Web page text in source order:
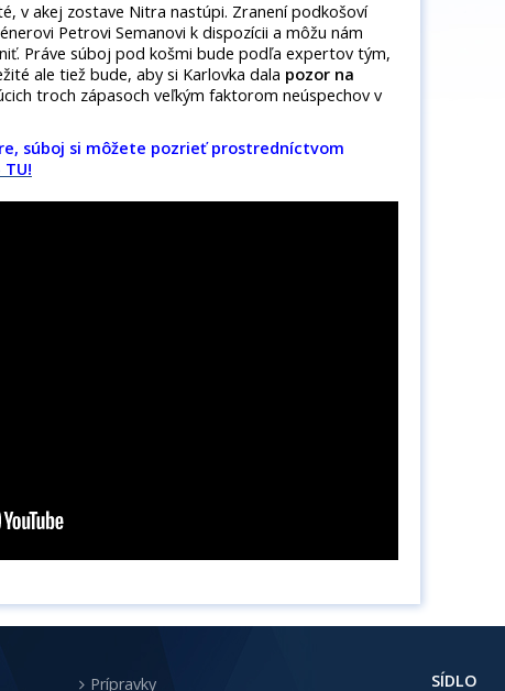
v akej zostave Nitra nastúpi. Zranení podkošoví
Petrovi Semanovi k dispozícii a môžu nám
Práve súboj pod košmi bude podľa expertov tým,
ale tiež bude, aby si Karlovka dala pozor na
troch zápasoch veľkým faktorom neúspechov v
súboj si môžete pozrieť prostredníctvom
Prípravky SÍDLO